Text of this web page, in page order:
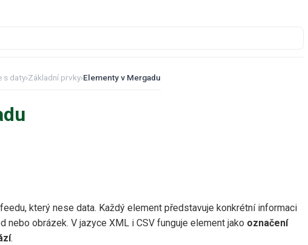
s daty›Základní prvky›Elementy v Mergadu
který nese data. Každý element představuje konkrétní informaci
nebo obrázek. V jazyce XML i CSV funguje element jako označení
.